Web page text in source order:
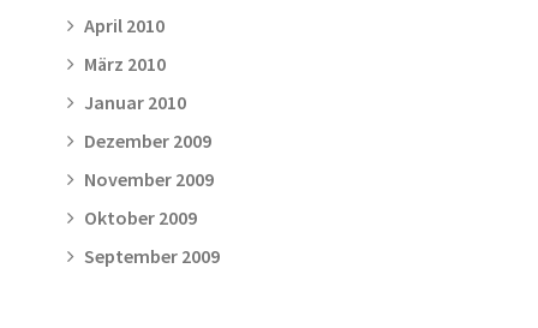
April 2010
März 2010
Januar 2010
Dezember 2009
November 2009
Oktober 2009
September 2009